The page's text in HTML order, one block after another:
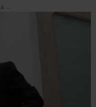
Familia de Alejandra Cuevas pide a la Corte un amparo definitivo en caso Gertz, tras filtración de llamada